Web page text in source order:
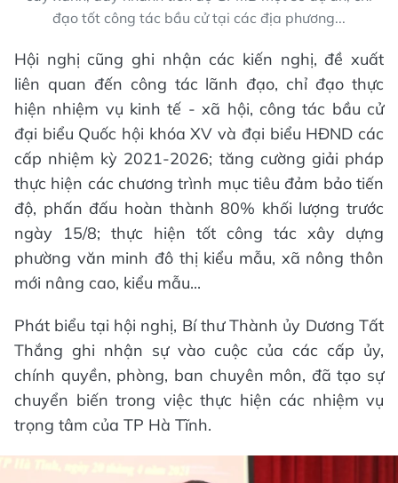
đạo tốt công tác bầu cử tại các địa phương...
Hội nghị cũng ghi nhận các kiến nghị, đề xuất
liên quan đến công tác lãnh đạo, chỉ đạo thực
hiện nhiệm vụ kinh tế - xã hội, công tác bầu cử
đại biểu Quốc hội khóa XV và đại biểu HĐND các
cấp nhiệm kỳ 2021-2026; tăng cường giải pháp
thực hiện các chương trình mục tiêu đảm bảo tiến
độ, phấn đấu hoàn thành 80% khối lượng trước
ngày 15/8; thực hiện tốt công tác xây dựng
phường văn minh đô thị kiểu mẫu, xã nông thôn
mới nâng cao, kiểu mẫu...
Phát biểu tại hội nghị, Bí thư Thành ủy Dương Tất
Thắng ghi nhận sự vào cuộc của các cấp ủy,
chính quyền, phòng, ban chuyên môn, đã tạo sự
chuyển biến trong việc thực hiện các nhiệm vụ
trọng tâm của TP Hà Tĩnh.